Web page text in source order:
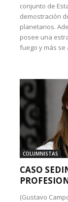
conjunto de
demostración
planetarios.
posee una
fuego y más
COLUMNISTAS
CASO
(Gustavo